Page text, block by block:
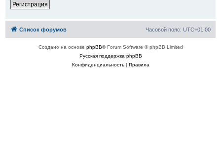
Регистрация
Список форумов Часовой пояс: UTC+01:00
Создано на основе phpBB® Forum Software © phpBB Limited
Русская поддержка phpBB
Конфиденциальность| Правила